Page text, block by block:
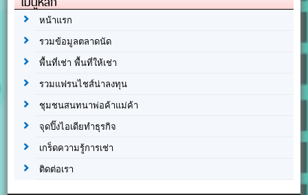
หน้าแรก
รวมข้อมูลตลาดนัด
พื้นที่เช่า พื้นที่ให้เช่า
รวมแฟรนไชส์น่าลงทุน
ชุมชนสนทนาพ่อค้าแม่ค้า
จุดปิ๊งไอเดียทำธุรกิจ
เกร็ดความรู้การเช่า
ติดต่อเรา